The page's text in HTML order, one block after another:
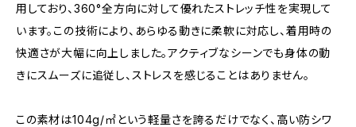
用しており、360°全方向に対して優れたストレッチ性を実現して
います。この技術により、あらゆる動きに柔軟に対応し、着用時の
快適さが大幅に向上しました。アクティブなシーンでも身体の動
きにスムーズに追従し、ストレスを感じることはありません。
この素材は104g/㎡という軽量さを誇るだけでなく、高い防シワ